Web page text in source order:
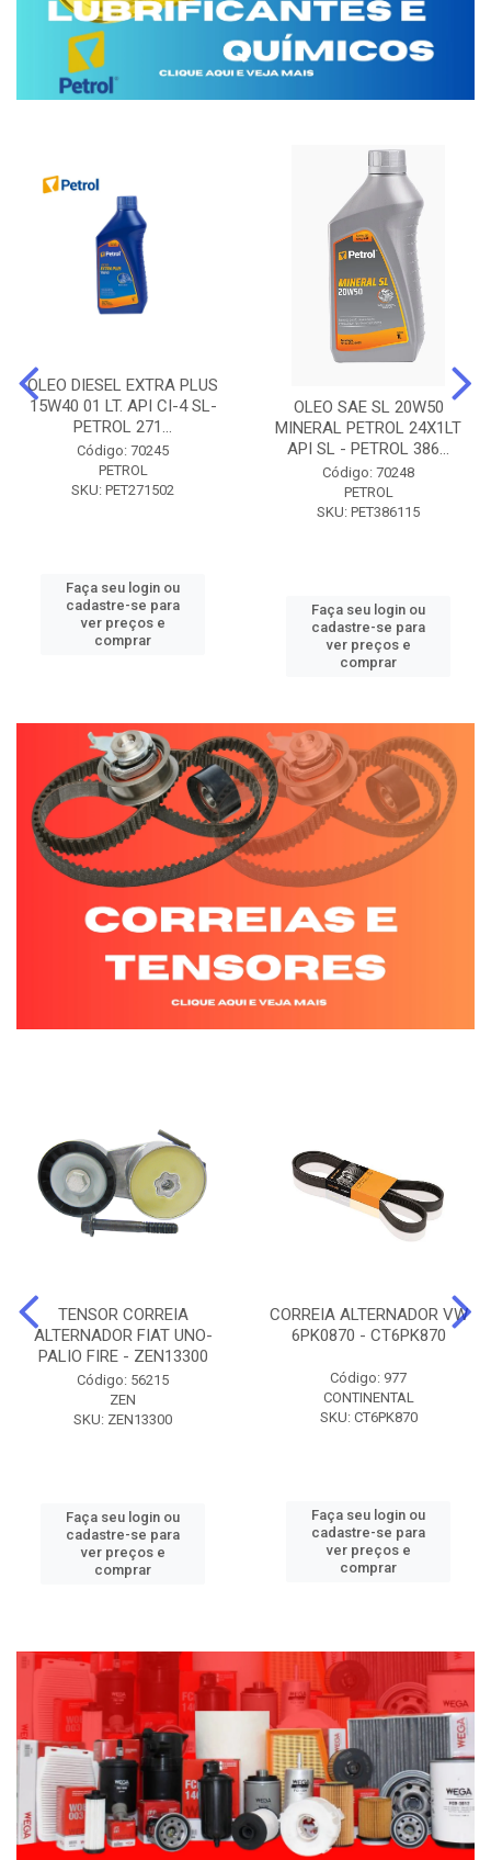
OLEO DIESEL EXTRA PLUS
15W40 01 LT. API CI-4 SL-
PETROL 271...
Código: 70245
PETROL
SKU: PET271502
Faça seu login ou
cadastre-se para
ver preços e
comprar
OLEO SAE SL 20W50
MINERAL PETROL 24X1LT
API SL - PETROL 386...
Código: 70248
PETROL
SKU: PET386115
Faça seu login ou
cadastre-se para
ver preços e
comprar
TENSOR CORREIA
ALTERNADOR FIAT UNO-
PALIO FIRE - ZEN13300
Código: 56215
ZEN
SKU: ZEN13300
Faça seu login ou
cadastre-se para
ver preços e
comprar
CORREIA ALTERNADOR VW
6PK0870 - CT6PK870
Código: 977
CONTINENTAL
SKU: CT6PK870
Faça seu login ou
cadastre-se para
ver preços e
comprar